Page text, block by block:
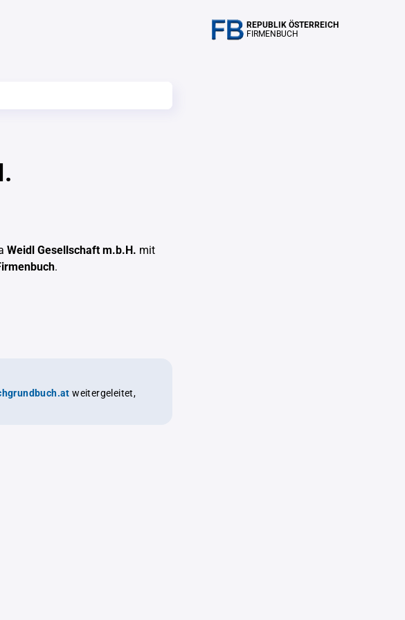
REPUBLIK ÖSTERREICH
FIRMENBUCH
Weidl Gesellschaft m.b.H. mit
.
weitergeleitet,